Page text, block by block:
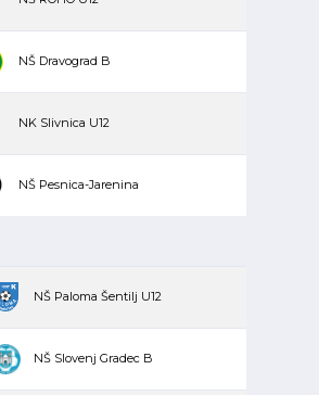
NŠ Dravograd B
NK Slivnica U12
NŠ Pesnica-Jarenina
NŠ Paloma Šentilj U12
NŠ Slovenj Gradec B